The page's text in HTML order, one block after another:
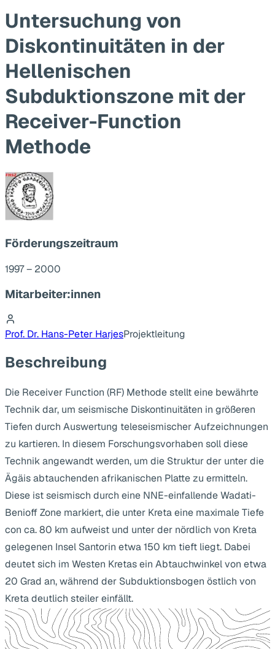
Untersuchung von
Diskontinuitäten in der
Hellenischen
Subduktionszone mit der
Receiver-Function
Methode
Förderungszeitraum
1997 – 2000
Mitarbeiter:innen
Prof. Dr. Hans-Peter HarjesProjektleitung
Beschreibung
Die Receiver Function (RF) Methode stellt eine bewährte
Technik dar, um seismische Diskontinuitäten in größeren
Tiefen durch Auswertung teleseismischer Aufzeichnungen
zu kartieren. In diesem Forschungsvorhaben soll diese
Technik angewandt werden, um die Struktur der unter die
Ägäis abtauchenden afrikanischen Platte zu ermitteln.
Diese ist seismisch durch eine NNE-einfallende Wadati-
Benioff Zone markiert, die unter Kreta eine maximale Tiefe
con ca. 80 km aufweist und unter der nördlich von Kreta
gelegenen Insel Santorin etwa 150 km tieft liegt. Dabei
deutet sich im Westen Kretas ein Abtauchwinkel von etwa
20 Grad an, während der Subduktionsbogen östlich von
Kreta deutlich steiler einfällt.